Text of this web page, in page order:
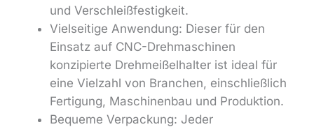
und Verschleißfestigkeit.
Vielseitige Anwendung: Dieser für den
Einsatz auf CNC-Drehmaschinen
konzipierte Drehmeißelhalter ist ideal für
eine Vielzahl von Branchen, einschließlich
Fertigung, Maschinenbau und Produktion.
Bequeme Verpackung: Jeder